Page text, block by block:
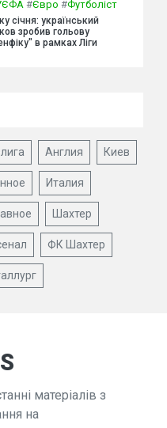
#Євро #Футболіст
січня: український
зробив гольову
в рамках Ліги
Англия Киев
Италия
Шахтер
ФК Шахтер
матеріалів з
на